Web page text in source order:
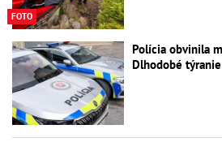
FOTO
Polícia obvinila
Dlhodobé